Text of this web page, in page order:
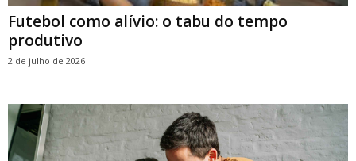
Futebol como alívio: o tabu do tempo
produtivo
2 de julho de 2026